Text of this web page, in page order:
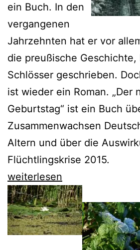
ein Buch. In den
vergangenen
Jahrzehnten hat er vor
die preußische Geschichte,
Schlösser geschrieben.
ist wieder ein Roman. „Der
Geburtstag“ ist ein Buch
Zusammenwachsen
Altern und über die
Flüchtlingskrise 2015.
„Der
neuzigste
Geburtstag“
von
weiterlesen